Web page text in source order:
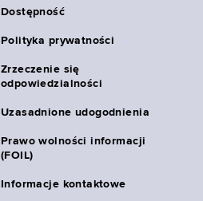
Dostępność
Polityka prywatności
Zrzeczenie się
odpowiedzialności
Uzasadnione udogodnienia
Prawo wolności informacji
(FOIL)
Informacje kontaktowe